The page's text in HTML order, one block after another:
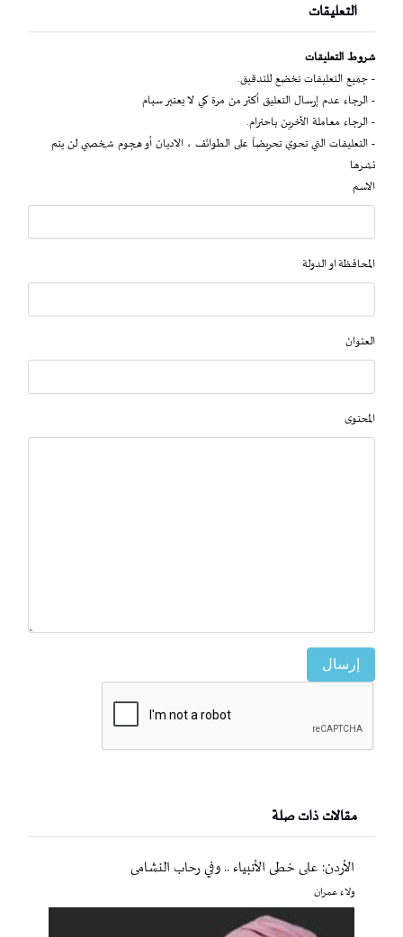
التعليقات
شروط التعليقات
- جميع التعليقات تخضع للتدقيق.
- الرجاء عدم إرسال التعليق أكثر من مرة كي لا يعتبر سبام
- الرجاء معاملة الآخرين باحترام.
- التعليقات التي تحوي تحريضاً على الطوائف ، الاديان أو هجوم شخصي لن يتم
نشرها
الاسم
المحافظة او الدولة
العنوان
المحتوى
إرسال
مقالات ذات صلة
الأردن: على خطى الأنبياء .. وفي رحاب النشامى
ولاء عمران